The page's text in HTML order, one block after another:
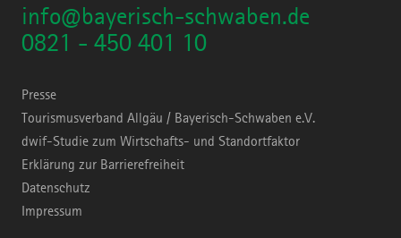
info@bayerisch-schwaben.de
0821 - 450 401 10
Presse
Tourismusverband Allgäu / Bayerisch-Schwaben e.V.
dwif-Studie zum Wirtschafts- und Standortfaktor
Erklärung zur Barrierefreiheit
Datenschutz
Impressum